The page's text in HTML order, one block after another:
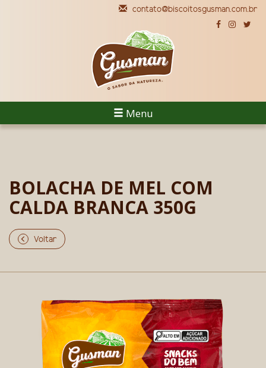
contato@biscoitosgusman.com.br
Menu
BOLACHA DE MEL COM
CALDA BRANCA 350G
Voltar